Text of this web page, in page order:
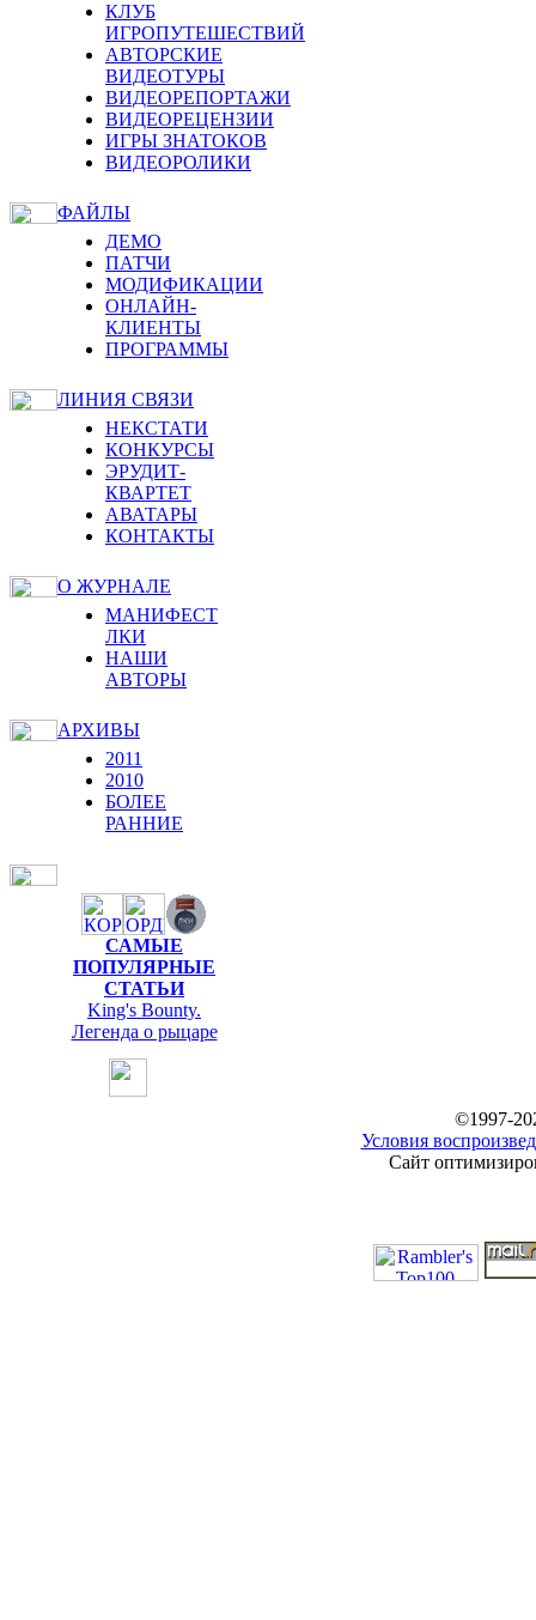
КЛУБ
ИГРОПУТЕШЕСТВИЙ
АВТОРСКИЕ
ВИДЕОТУРЫ
ВИДЕОРЕПОРТАЖИ
ВИДЕОРЕЦЕНЗИИ
ИГРЫ ЗНАТОКОВ
ВИДЕОРОЛИКИ
ФАЙЛЫ
ДЕМО
ПАТЧИ
МОДИФИКАЦИИ
ОНЛАЙН-
КЛИЕНТЫ
ПРОГРАММЫ
ЛИНИЯ СВЯЗИ
НЕКСТАТИ
КОНКУРСЫ
ЭРУДИТ-
КВАРТЕТ
АВАТАРЫ
КОНТАКТЫ
О ЖУРНАЛЕ
МАНИФЕСТ
ЛКИ
НАШИ
АВТОРЫ
АРХИВЫ
2011
2010
БОЛЕЕ
РАННИЕ
САМЫЕ
ПОПУЛЯРНЫЕ
СТАТЬИ
King's Bounty.
Легенда о рыцаре
©1997-
Условия
Сайт